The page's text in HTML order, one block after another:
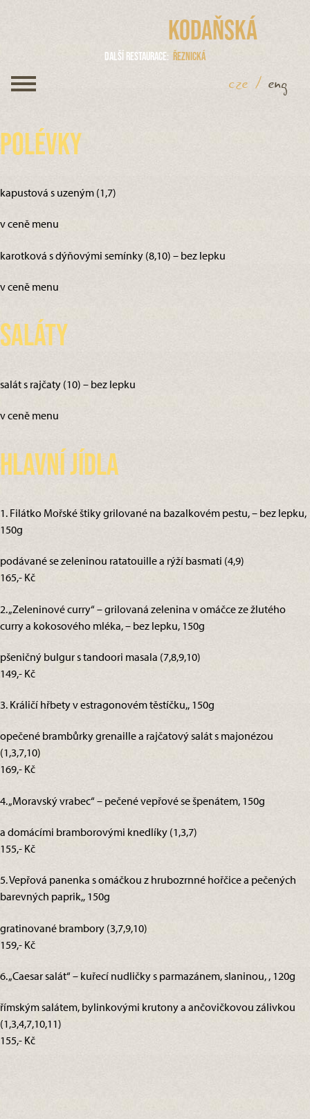
Kodaňská
Další restaurace Řeznická
cze / eng
Polévky
kapustová s uzeným (1,7)
v ceně menu
karotková s dýňovými semínky (8,10) – bez lepku
v ceně menu
Saláty
salát s rajčaty (10) – bez lepku
v ceně menu
Hlavní jídla
1. Filátko Mořské štiky grilované na bazalkovém pestu, – bez lepku,
150g
podávané se zeleninou ratatouille a rýží basmati (4,9)
165,- Kč
2. „Zeleninové curry“ – grilovaná zelenina v omáčce ze žlutého
curry a kokosového mléka, – bez lepku, 150g
pšeničný bulgur s tandoori masala (7,8,9,10)
149,- Kč
3. Králičí hřbety v estragonovém těstíčku,, 150g
opečené brambůrky grenaille a rajčatový salát s majonézou
(1,3,7,10)
169,- Kč
4. „Moravský vrabec“ – pečené vepřové se špenátem, 150g
a domácími bramborovými knedlíky (1,3,7)
155,- Kč
5. Vepřová panenka s omáčkou z hrubozrnné hořčice a pečených
barevných paprik,, 150g
gratinované brambory (3,7,9,10)
159,- Kč
6. „Caesar salát“ – kuřecí nudličky s parmazánem, slaninou, , 120g
římským salátem, bylinkovými krutony a ančovičkovou zálivkou
(1,3,4,7,10,11)
155,- Kč